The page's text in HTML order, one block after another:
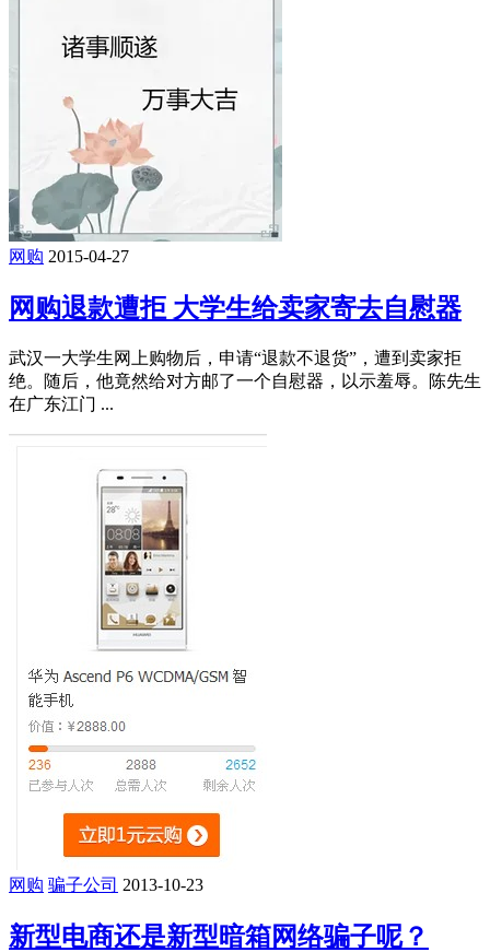
网购 2015-04-27
网购退款遭拒 大学生给卖家寄去自慰器
武汉一大学生网上购物后，申请“退款不退货”，遭到卖家拒
绝。随后，他竟然给对方邮了一个自慰器，以示羞辱。陈先生
在广东江门 ...
网购 骗子公司 2013-10-23
新型电商还是新型暗箱网络骗子呢？